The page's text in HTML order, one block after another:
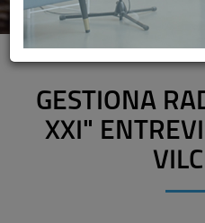
GESTIONA
XXI"